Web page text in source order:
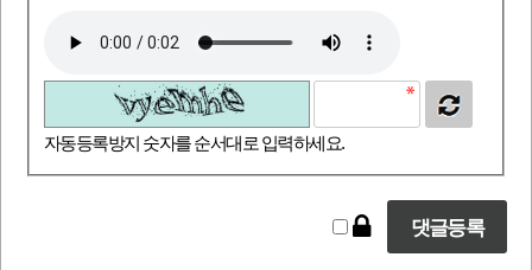
자동등록방지 숫자를 순서대로 입력하세요.